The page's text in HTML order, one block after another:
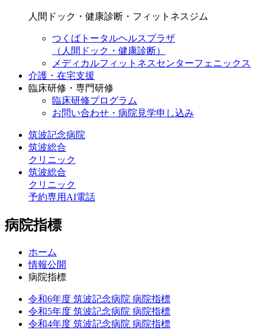
人間ドック・健康診断・フィットネスジム
つくばトータルヘルスプラザ
（人間ドック・健康診断）
メディカルフィットネスセンターフェニックス
介護・在宅支援
臨床研修・専門研修
臨床研修プログラム
お問い合わせ・病院見学申し込み
筑波記念病院
筑波総合
クリニック
筑波総合
クリニック
予約専用AI電話
病院指標
ホーム
情報公開
病院指標
令和6年度 筑波記念病院 病院指標
令和5年度 筑波記念病院 病院指標
令和4年度 筑波記念病院 病院指標